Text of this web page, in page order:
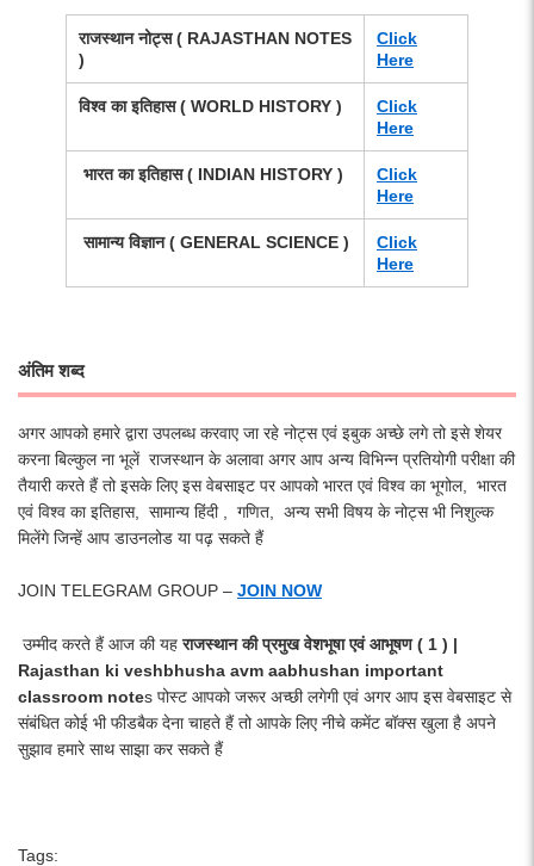
राजस्थान नोट्स ( RAJASTHAN NOTES
)
Click
Here
विश्व का इतिहास ( WORLD HISTORY )
Click
Here
भारत का इतिहास ( INDIAN HISTORY )
Click
Here
सामान्य विज्ञान ( GENERAL SCIENCE )
Click
Here
अंतिम शब्द
अगर आपको हमारे द्वारा उपलब्ध करवाए जा रहे नोट्स एवं इबुक अच्छे लगे तो इसे शेयर
करना बिल्कुल ना भूलें राजस्थान के अलावा अगर आप अन्य विभिन्न प्रतियोगी परीक्षा की
तैयारी करते हैं तो इसके लिए इस वेबसाइट पर आपको भारत एवं विश्व का भूगोल, भारत
एवं विश्व का इतिहास, सामान्य हिंदी , गणित, अन्य सभी विषय के नोट्स भी निशुल्क
मिलेंगे जिन्हें आप डाउनलोड या पढ़ सकते हैं
JOIN TELEGRAM GROUP – JOIN NOW
उम्मीद करते हैं आज की यहराजस्थान की प्रमुख वेशभूषा एवं आभूषण ( 1 ) |
Rajasthan ki veshbhusha avm aabhushan important
classroom notes पोस्ट आपको जरूर अच्छी लगेगी एवं अगर आप इस वेबसाइट से
संबंधित कोई भी फीडबैक देना चाहते हैं तो आपके लिए नीचे कमेंट बॉक्स खुला है अपने
सुझाव हमारे साथ साझा कर सकते हैं
Tags: